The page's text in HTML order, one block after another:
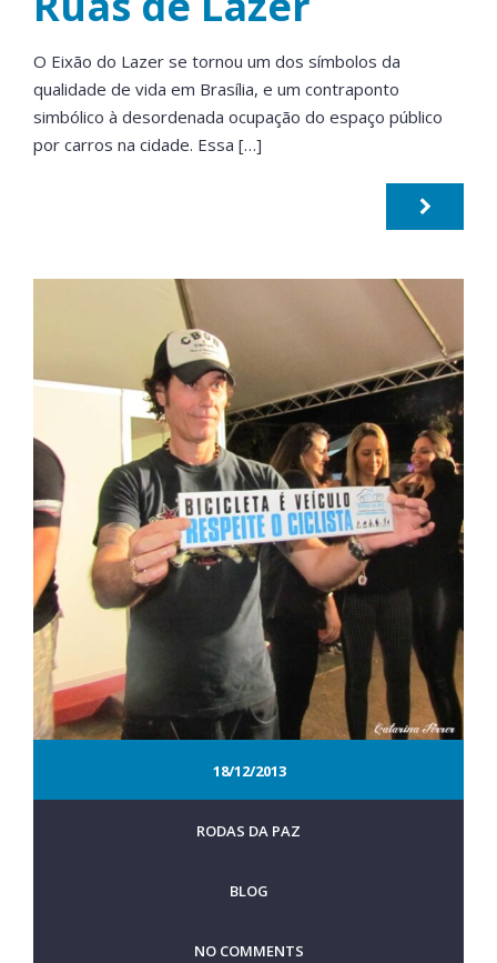
O Eixão do Lazer se tornou um dos símbolos da
qualidade de vida em Brasília, e um contraponto
simbólico à desordenada ocupação do espaço público
por carros na cidade. Essa […]
18/12/2013
RODAS DA PAZ
BLOG
NO COMMENTS